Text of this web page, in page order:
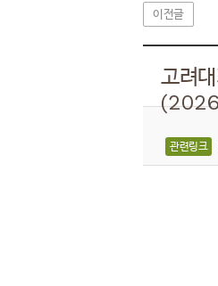
이전글
고려
관련링크